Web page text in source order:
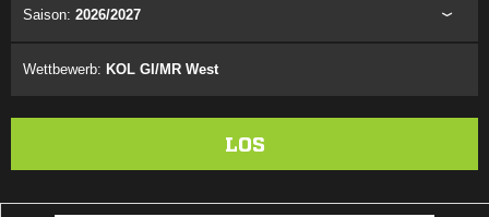
Saison: 2026/2027
Wettbewerb: KOL GI/MR West
LOS